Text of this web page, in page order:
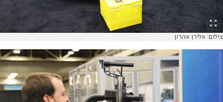
צילום: אלירן אהרון